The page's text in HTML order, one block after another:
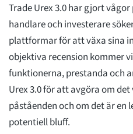
Trade Urex 3.0 har gjort
handlare och investerare
plattformar för att växa sina
objektiva recension kommer
funktionerna, prestanda och
Urex 3.0 för att avgöra om
påståenden och om det är
potentiell bluff.